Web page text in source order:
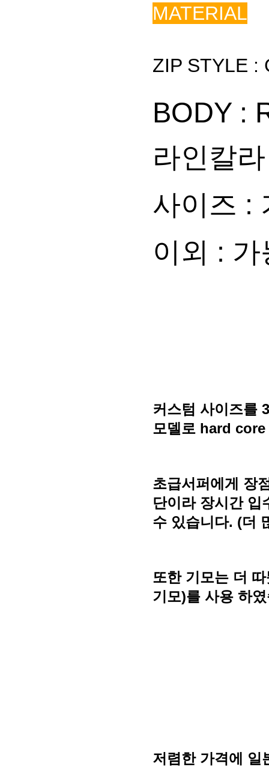
MATERIAL
ZIP STYLE :
BODY :
라인칼
사이즈 :
이외 :
커스텀 사이즈를
모델로 hard core
초급서퍼에게 장
단이라 장시간 입
수 있습니다. (더
또한 기모는 더
기모)를 사용 하
저렴한 가격에 일